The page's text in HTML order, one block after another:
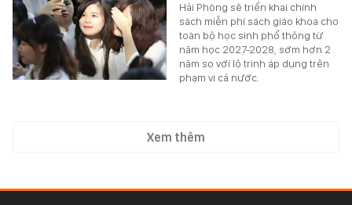
Hải Phòng sẽ triển khai chính
sách miễn phí sách giáo khoa cho
toàn bộ học sinh phổ thông từ
năm học 2027-2028, sớm hơn 2
năm so với lộ trình áp dụng trên
phạm vi cả nước.
Xem thêm